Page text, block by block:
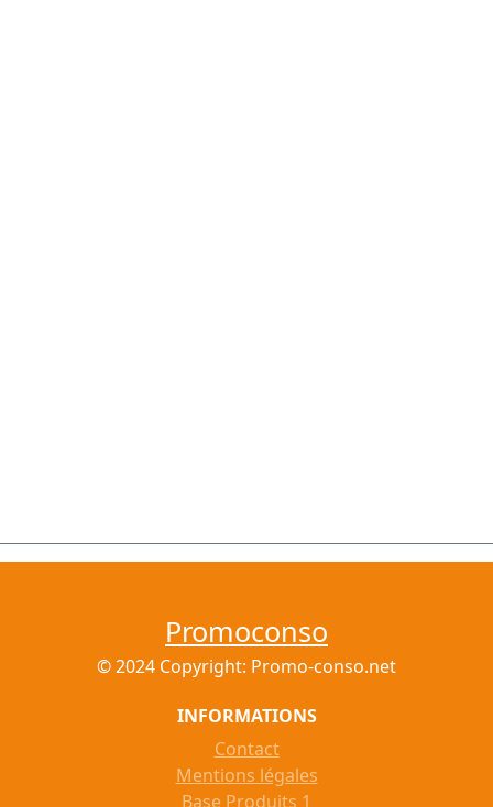
Promoconso
© 2024 Copyright: Promo-conso.net
INFORMATIONS
Contact
Mentions légales
Base Produits 1